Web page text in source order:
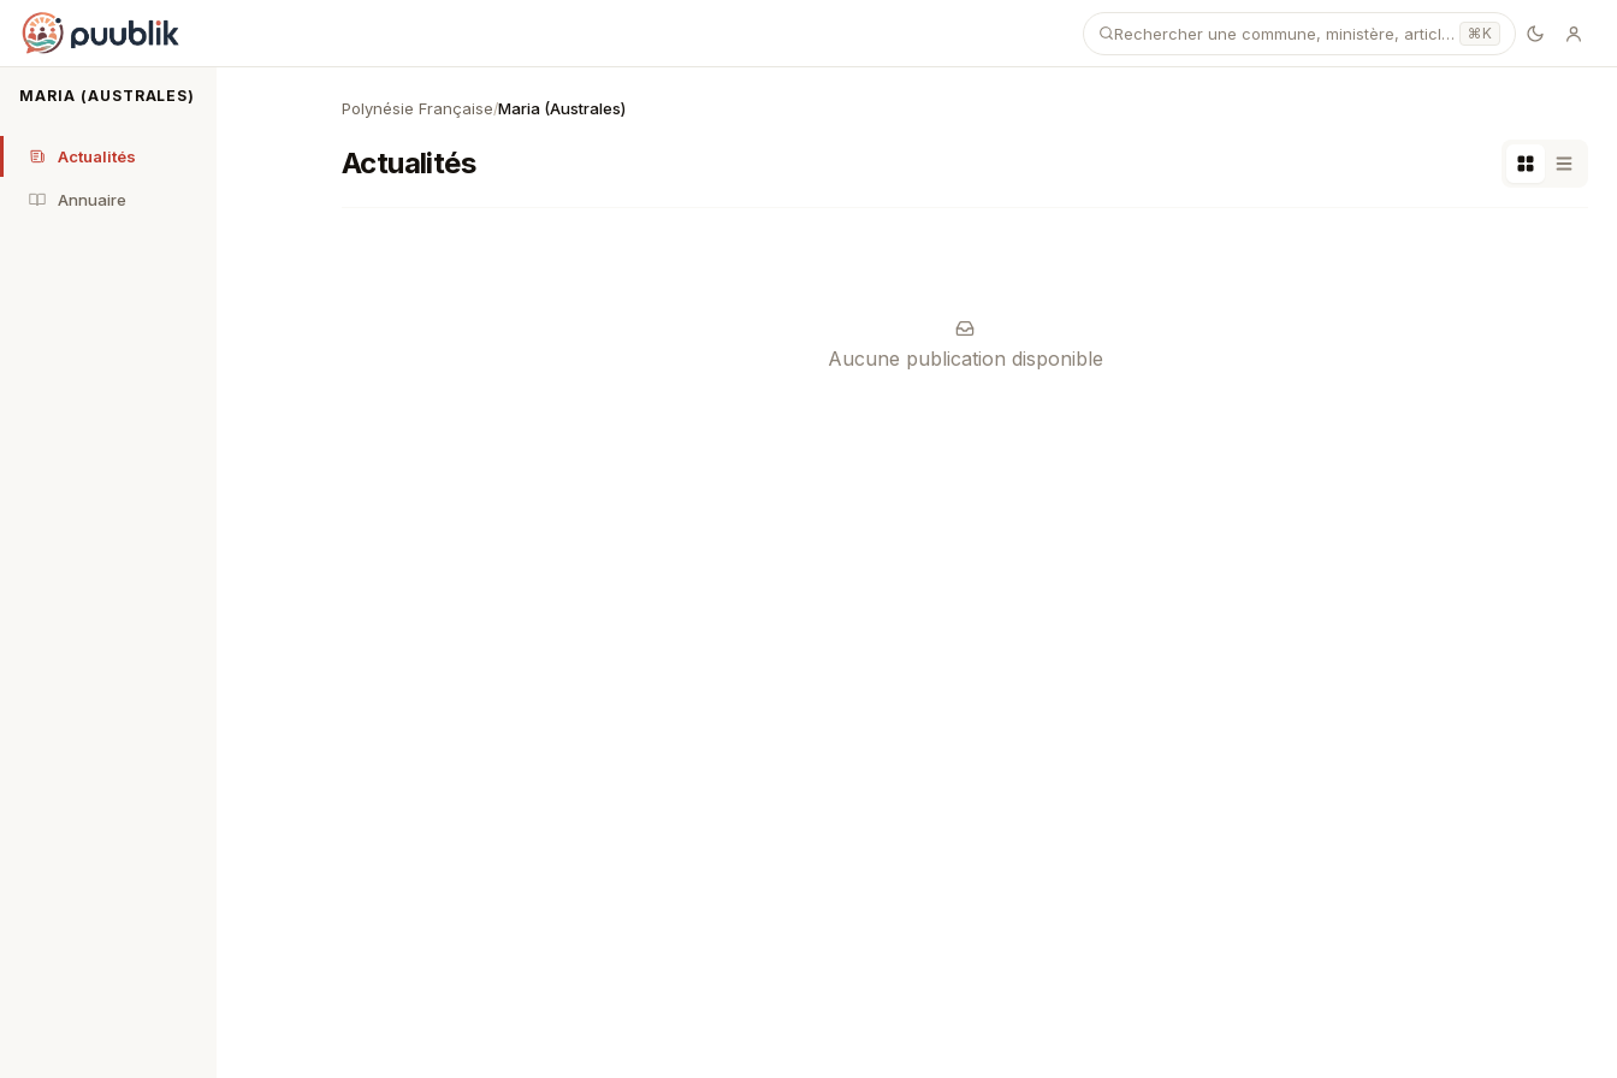
Puublik
Rechercher une commune, ministère, article… ⌘K
MARIA (AUSTRALES)
Actualités
Annuaire
Polynésie Française/Maria (Australes)
Actualités
Aucune publication disponible